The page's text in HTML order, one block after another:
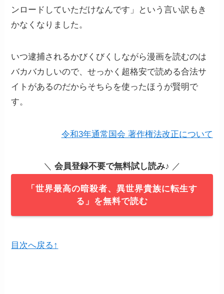
ンロードしていただけなんです」という言い訳もき
かなくなりました。
いつ逮捕されるかびくびくしながら漫画を読むのは
バカバカしいので、せっかく超格安で読める合法サ
イトがあるのだからそちらを使ったほうが賢明で
す。
令和3年通常国会 著作権法改正について
＼ 会員登録不要で無料試し読み♪ ／
「世界最高の暗殺者、異世界貴族に転生す
る」を無料で読む
目次へ戻る↑